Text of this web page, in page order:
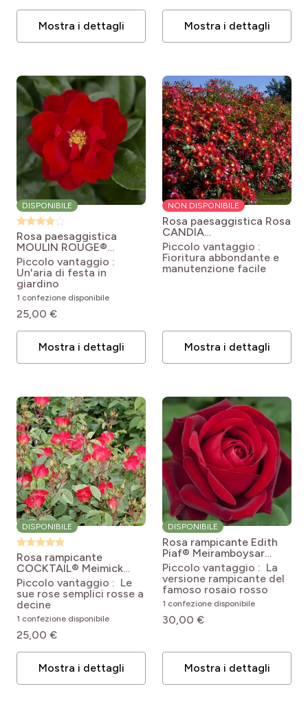
Mostra i dettagli Mostra i dettagli
DISPONIBILE
Rosa paesaggistica
MOULIN ROUGE®
Meitraligh Rosa x
floribunda Street
Colors® Moulin Rouge®
Meitralight
Piccolo vantaggio :
Un'aria di festa in
giardino
1 confezione disponibile
25,00 €
Mostra i dettagli
NON DISPONIBILE
Rosa paesaggistica Rosa
CANDIA
MEILLANDECOR®
Meiboulka Rosa
'Meiboulka' CANDIA
MEILLANDECOR®
Piccolo vantaggio :
Fioritura abbondante e
manutenzione facile
Mostra i dettagli
DISPONIBILE
Rosa rampicante
COCKTAIL® Meimick
Rosa Cocktail® 'Meimick'
Piccolo vantaggio : Le
sue rose semplici rosse a
decine
1 confezione disponibile
25,00 €
Mostra i dettagli
DISPONIBILE
Rosa rampicante Edith
Piaf® Meiramboysar
Rosa 'Meiramboysar'
GPT EDITH PIAF®
Piccolo vantaggio : La
versione rampicante del
famoso rosaio rosso
1 confezione disponibile
30,00 €
Mostra i dettagli